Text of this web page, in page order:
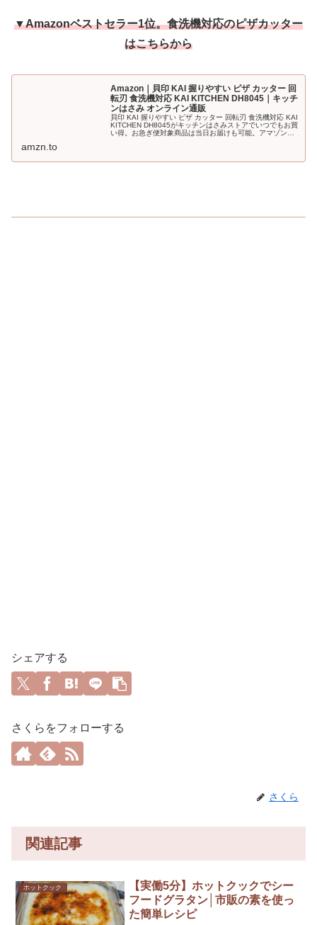
▼Amazonベストセラー1位。食洗機対応のピザカッター
はこちらから
Amazon｜貝印 KAI 握りやすい ピザ カッター 回
転刃 食洗機対応 KAI KITCHEN DH8045｜キッチ
ンはさみ オンライン通販
貝印 KAI 握りやすい ピザ カッター 回転刃 食洗機対応 KAI
KITCHEN DH8045がキッチンはさみストアでいつでもお買
い得。お急ぎ便対象商品は当日お届けも可能。アマゾン配
amzn.to
シェアする
さくらをフォローする
さくら
関連記事
ホットクック
【実働5分】ホットクックでシー
フードグラタン│市販の素を使っ
た簡単レシピ